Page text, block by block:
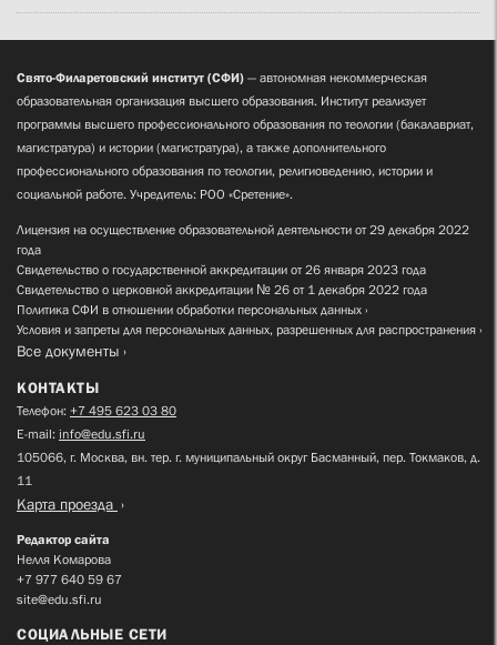
Свято-Филаретовский институт (СФИ) — автономная некоммерческая
образовательная организация высшего образования. Институт реализует
программы высшего профессионального образования по теологии (бакалавриат,
магистратура) и истории (магистратура), а также дополнительного
профессионального образования по теологии, религиоведению, истории и
социальной работе. Учредитель: РОО «Сретение».
Лицензия на осуществление образовательной деятельности от 29 декабря 2022
года
Свидетельство о государственной аккредитации от 26 января 2023 года
Свидетельство о церковной аккредитации № 26 от 1 декабря 2022 года
Политика СФИ в отношении обработки персональных данных
Условия и запреты для персональных данных, разрешенных для распространения
Все документы
КОНТАКТЫ
Телефон: +7 495 623 03 80
E-mail: info@edu.sfi.ru
105066, г. Москва, вн. тер. г. муниципальный округ Басманный, пер. Токмаков, д.
11
Карта проезда
Редактор сайта
Нелля Комарова
+7 977 640 59 67
site@edu.sfi.ru
СОЦИАЛЬНЫЕ СЕТИ